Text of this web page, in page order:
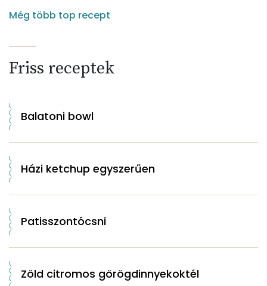
Még több top recept
Friss receptek
Balatoni bowl
Házi ketchup egyszerűen
Patisszontócsni
Zöld citromos görögdinnyekoktél